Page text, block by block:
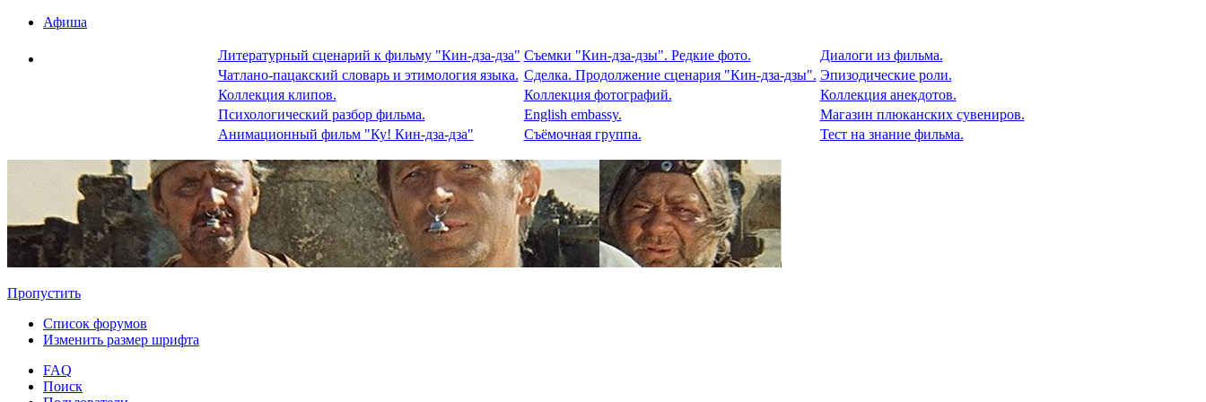
Афиша
Литературный сценарий к фильму "Кин-дза-дза" Съемки "Кин-дза-дзы". Редкие фото.
Диалоги из фильма.
Чатлано-пацакский словарь и этимология языка. Сделка. Продолжение сценария "Кин-дза-дзы". Эпизодические роли.
Коллекция клипов.
Коллекция фотографий.
Коллекция анекдотов.
Психологический разбор фильма.
English embassy.
Магазин плюканских сувениров.
Анимационный фильм "Ку! Кин-дза-дза"
Съёмочная группа. Тест на знание фильма.
Пропустить
Список форумов
Изменить размер шрифта
FAQ
Поиск